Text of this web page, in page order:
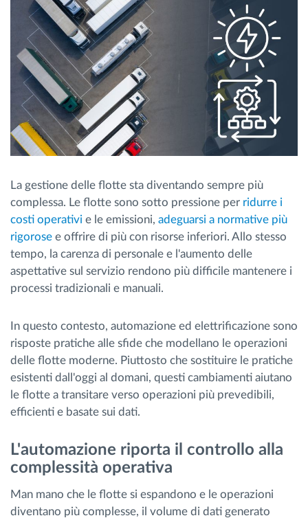
Identificazione automatica del conducente
Scopri tutte le caratteristiche
Come risolviamo tutte le attività della flotta
La gestione delle flotte sta diventando sempre più
complessa. Le flotte sono sotto pressione per ridurre i
costi operativi e le emissioni, adeguarsi a normative più
rigorose e offrire di più con risorse inferiori. Allo stesso
tempo, la carenza di personale e l'aumento delle
aspettative sul servizio rendono più difficile mantenere i
processi tradizionali e manuali.
In questo contesto, automazione ed elettrificazione sono
risposte pratiche alle sfide che modellano le operazioni
delle flotte moderne. Piuttosto che sostituire le pratiche
esistenti dall'oggi al domani, questi cambiamenti aiutano
le flotte a transitare verso operazioni più prevedibili,
efficienti e basate sui dati.
L'automazione riporta il controllo alla
complessità operativa
Man mano che le flotte si espandono e le operazioni
diventano più complesse, il volume di dati generato